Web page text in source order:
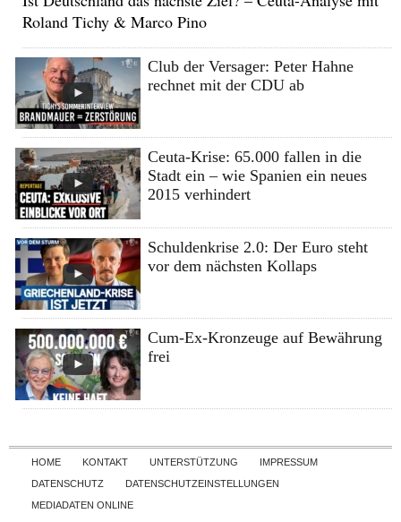
Roland Tichy & Marco Pino
Club der Versager: Peter Hahne
rechnet mit der CDU ab
Ceuta-Krise: 65.000 fallen in die
Stadt ein – wie Spanien ein neues
2015 verhindert
Schuldenkrise 2.0: Der Euro steht
vor dem nächsten Kollaps
Cum-Ex-Kronzeuge auf Bewährung
frei
Skip to content
HOME KONTAKT UNTERSTÜTZUNG
IMPRESSUM
DATENSCHUTZ
DATENSCHUTZEINSTELLUNGEN
MEDIADATEN ONLINE